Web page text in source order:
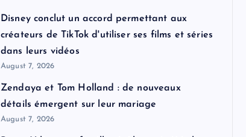
Disney conclut un accord permettant aux
créateurs de TikTok d'utiliser ses films et séries
dans leurs vidéos
August 7, 2026
Zendaya et Tom Holland : de nouveaux
détails émergent sur leur mariage
August 7, 2026